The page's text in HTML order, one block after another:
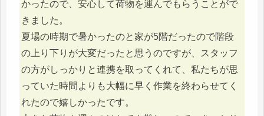
かったので、安心して荷物を運んでもらうことがで
きました。
夏場の時期で暑かったのと家が5階だったので階段
の上り下りが大変だったと思うのですが、スタッフ
の方がしっかりと連携を取ってくれて、私たちが思
っていた時間よりも大幅に早く作業を終わらせてく
れたので嬉しかったです。